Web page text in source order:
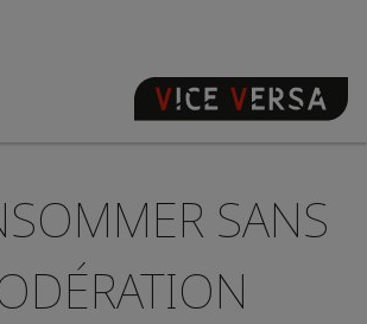
CHAMBRES
LOCALISATION
GARANTISSEZ
VOTRE PÉCHÉ
SANS